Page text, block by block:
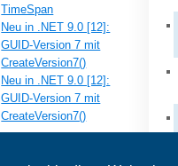
TimeSpan
Neu in .NET 9.0 [12]:
GUID-Version 7 mit
CreateVersion7()
Neu in .NET 9.0 [12]:
GUID-Version 7 mit
CreateVersion7()